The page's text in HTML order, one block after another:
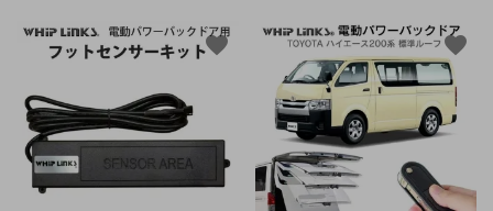
favorite favorite